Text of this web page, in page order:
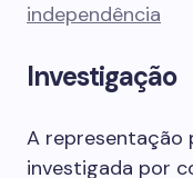
independência
Investigação
A representação
investigada por